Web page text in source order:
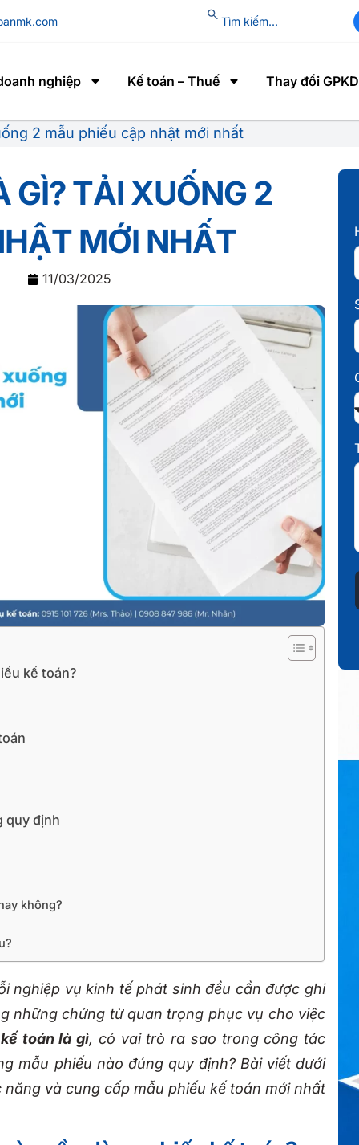
nghiệp Kế toán – Thuế Thay đổi GPKD
2 mẫu phiếu cập nhật mới nhất
GÌ? TẢI XUỐNG 2
MỚI NHẤT
11/03/2025
kế toán?
quy định
không?
nghiệp vụ kinh tế phát sinh đều cần được ghi
những chứng từ quan trọng phục vụ cho việc
toán là gì, có vai trò ra sao trong công tác
mẫu phiếu nào đúng quy định? Bài viết dưới
và cung cấp mẫu phiếu kế toán mới nhất